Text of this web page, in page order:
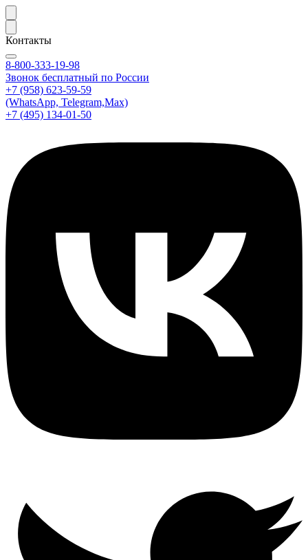
Контакты
8-800-333-19-98
Звонок бесплатный по России
+7 (958) 623-59-59
(WhatsApp, Telegram,Max)
+7 (495) 134-01-50